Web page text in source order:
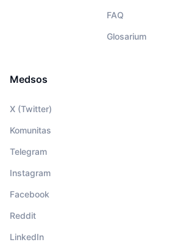
FAQ
Glosarium
Medsos
X (Twitter)
Komunitas
Telegram
Instagram
Facebook
Reddit
LinkedIn